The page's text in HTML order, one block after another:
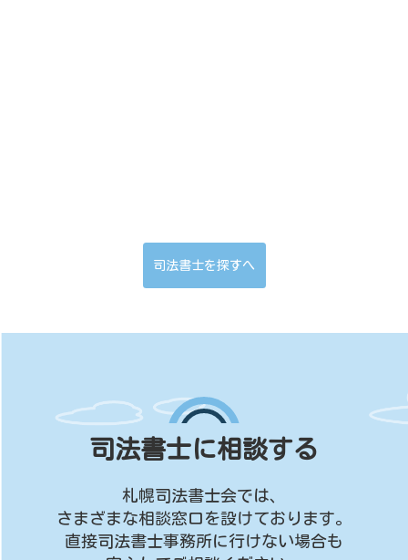
司法書士を探すへ
司法書士に相談する
札幌司法書士会では、
さまざまな相談窓口を設けております。
直接司法書士事務所に行けない場合も